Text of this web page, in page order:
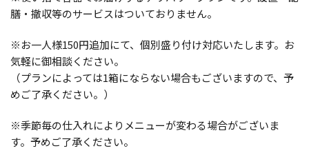
膳・撤収等のサービスはついておりません。
※お一人様150円追加にて、個別盛り付け対応いたします。お
気軽に御相談ください。
（プランによっては1箱にならない場合もございますので、予
めご了承ください。）
※季節毎の仕入れによりメニューが変わる場合がございま
す。予めご了承ください。